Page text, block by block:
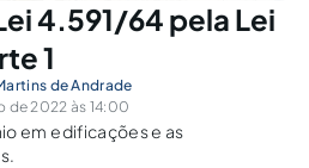
4.591/64 pela Lei
1
de Andrade
de 2022 às 14:00
em edificações e as